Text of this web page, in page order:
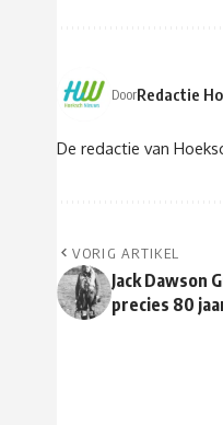
DoorRedactie
De redactie van
VORIG ARTIKEL
Jack Dawson
precies 80